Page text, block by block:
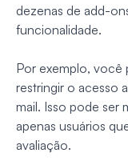
dezenas de add-
funcionalidade.
Por exemplo, você
restringir o acesso
mail. Isso pode ser
apenas usuários
avaliação.